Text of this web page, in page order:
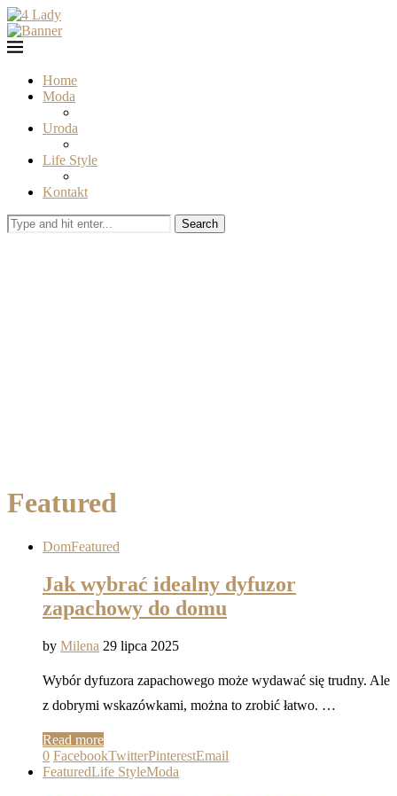
Home
Moda
Uroda
Life Style
Kontakt
Search
Featured
DomFeatured
Jak wybrać idealny dyfuzor
zapachowy do domu
by Milena 29 lipca 2025
Wybór dyfuzora zapachowego może wydawać się trudny. Ale
z dobrymi wskazówkami, można to zrobić łatwo. …
Read more
0 FacebookTwitterPinterestEmail
FeaturedLife StyleModa